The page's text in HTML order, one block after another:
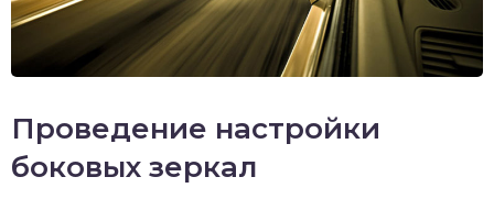
Проведение настройки
боковых зеркал